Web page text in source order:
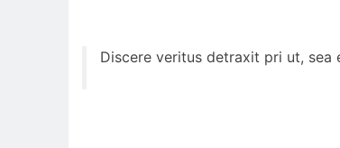
Discere veritus detraxit pri ut, sea